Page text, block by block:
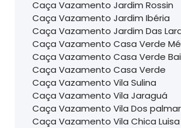
Caça Vazamento Jardim Rossin
Caça Vazamento Jardim Ibéria
Caça Vazamento Jardim Das
Caça Vazamento Casa Verde
Caça Vazamento Casa Verde
Caça Vazamento Casa Verde
Caça Vazamento Vila Sulina
Caça Vazamento Vila Jaraguá
Caça Vazamento Vila Dos
Caça Vazamento Vila Chica Luisa